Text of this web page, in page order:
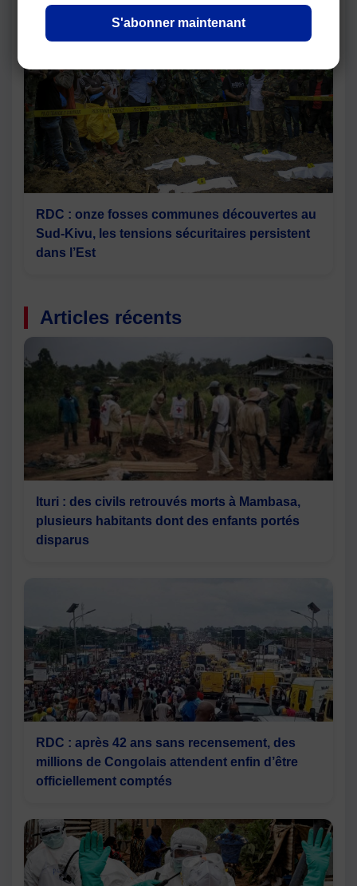
aussi la loi référendaire
RDC : onze fosses communes découvertes au
Sud-Kivu, les tensions sécuritaires persistent
dans l’Est
Articles récents
Ituri : des civils retrouvés morts à Mambasa,
plusieurs habitants dont des enfants portés
disparus
RDC : après 42 ans sans recensement, des
millions de Congolais attendent enfin d’être
officiellement comptés
S'abonner maintenant